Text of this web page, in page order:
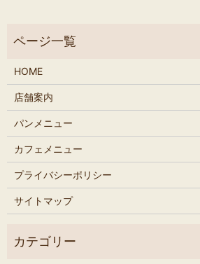
HOME
店舗案内
パンメニュー
カフェメニュー
プライバシーポリシー
サイトマップ